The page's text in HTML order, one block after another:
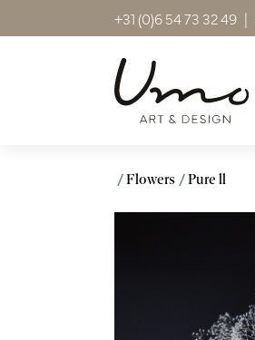
+31 (0)6 54 73 32 49 |
Flowers Pure ll